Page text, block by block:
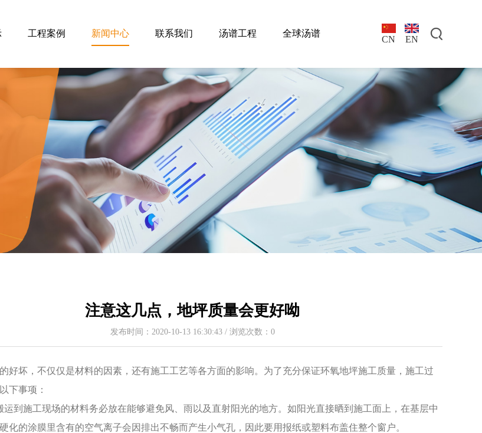
工程案例 新闻中心 联系我们 汤谱工程 全球汤谱
CN EN
注意这几点，地坪质量会更好呦
发布时间：2020-10-13 16:30:43 / 浏览次数： 0
好坏，不仅仅是材料的因素，还有施工工艺等各方面的影响。为了充分保证环氧地坪施工质量，施工过
下事项：
运到施工现场的材料务必放在能够避免风、雨以及直射阳光的地方。如阳光直接晒到施工面上，在基层中
化的涂膜里含有的空气离子会因排出不畅而产生小气孔，因此要用报纸或塑料布盖住整个窗户。